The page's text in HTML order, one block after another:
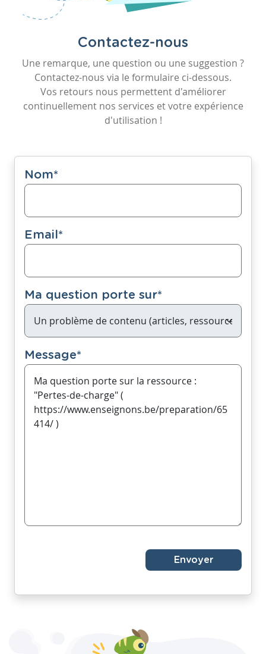
Contactez-nous
Une remarque, une question ou une suggestion ?
Contactez-nous via le formulaire ci-dessous.
Vos retours nous permettent d'améliorer
continuellement nos services et votre expérience
d'utilisation !
Nom*
Email*
Ma question porte sur*
Message*
Envoyer